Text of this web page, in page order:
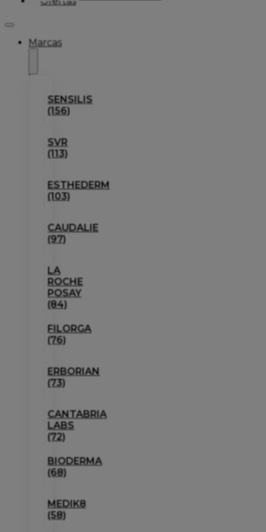
Marcas
SENSILIS
(156)
SVR
(113)
ESTHEDERM
(103)
CAUDALIE
(97)
LA
ROCHE
POSAY
(84)
FILORGA
(76)
ERBORIAN
(73)
CANTABRIA
LABS
(72)
BIODERMA
(68)
MEDIK8
(58)